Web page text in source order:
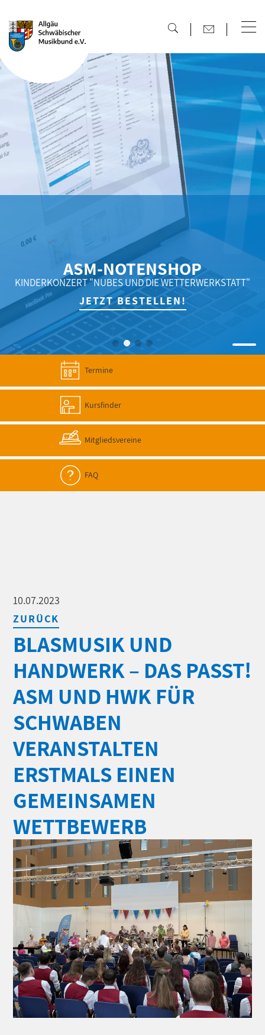
ASM-NOTENSHOP
"NUBES UND DIE WETTERWERKSTATT"
JETZT BESTELLEN!
Termine
Kursfinder
Mitgliedsvereine
FAQ
10.07.2023
ZURÜCK
BLASMUSIK UND
HANDWERK – DAS PASST!
ASM UND HWK FÜR
SCHWABEN
VERANSTALTEN
ERSTMALS EINEN
GEMEINSAMEN
WETTBEWERB